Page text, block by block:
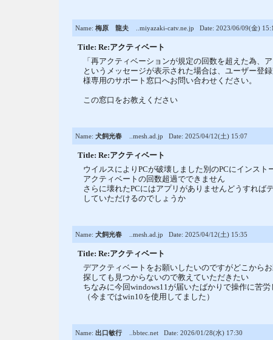
Name: 梅原 龍夫..miyazaki-catv.ne.jp Date: 2023/06/09(金)
Title: Re:アクティベート
「再アクティベーションが規定の回数を超えた為、
というメッセージが表示された場合は、ユーザー登
様専用のサポート窓口へお問い合わせください。
この窓口をお教えください
Name: 犬飼光春..mesh.ad.jp Date: 2025/04/12(土) 15:07
Title: Re:アクティベート
ウイルスによりPCが破壊しました別のPCにインスト
アクティベートの回数超過でできません
さらに壊れたPCにはアプリがありませんどうすれば
していただけるのでしょうか
Name: 犬飼光春..mesh.ad.jp Date: 2025/04/12(土) 15:35
Title: Re:アクティベート
デアクティベートをお願いしたいのですがどこから
探しても見つからないので教えていただきたい
ちなみに今回windows11が届いたばかりで操作に苦労
（今まではwin10を使用してました）
Name: 出口敏行..bbtec.netDate: 2026/01/28(水) 17:30